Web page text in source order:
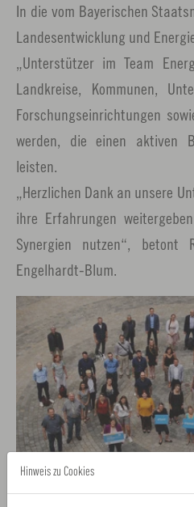
In die vom Bayerischen
Landesentwicklung und
„Unterstützer im Team
Landkreise, Kommunen,
Forschungseinrichtungen
werden, die einen aktiven
leisten.
„Herzlichen Dank an unsere
ihre Erfahrungen
Synergien nutzen“, betont
Engelhardt-Blum.
Hinweis zu Cookies